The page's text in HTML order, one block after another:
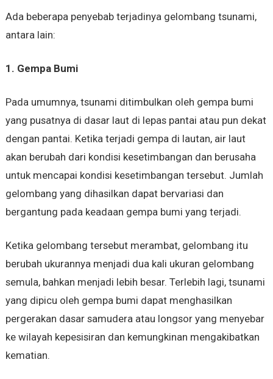
Ada beberapa penyebab terjadinya gelombang tsunami,
antara lain:
1. Gempa Bumi
Pada umumnya, tsunami ditimbulkan oleh gempa bumi
yang pusatnya di dasar laut di lepas pantai atau pun dekat
dengan pantai. Ketika terjadi gempa di lautan, air laut
akan berubah dari kondisi kesetimbangan dan berusaha
untuk mencapai kondisi kesetimbangan tersebut. Jumlah
gelombang yang dihasilkan dapat bervariasi dan
bergantung pada keadaan gempa bumi yang terjadi.
Ketika gelombang tersebut merambat, gelombang itu
berubah ukurannya menjadi dua kali ukuran gelombang
semula, bahkan menjadi lebih besar. Terlebih lagi, tsunami
yang dipicu oleh gempa bumi dapat menghasilkan
pergerakan dasar samudera atau longsor yang menyebar
ke wilayah kepesisiran dan kemungkinan mengakibatkan
kematian.